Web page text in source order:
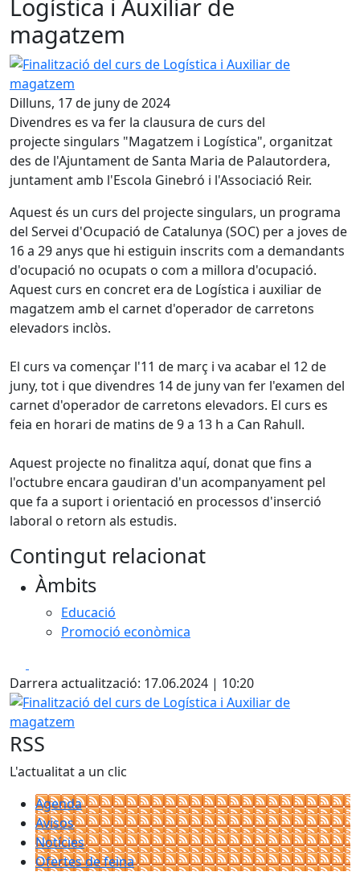
Logística i Auxiliar de
magatzem
Finalització del curs de Logística i Auxiliar de magatzem
Dilluns, 17 de juny de 2024
Divendres es va fer la clausura de curs del
projecte singulars "Magatzem i Logística", organitzat
des de l'Ajuntament de Santa Maria de Palautordera,
juntament amb l'Escola Ginebró i l'Associació Reir.
Aquest és un curs del projecte singulars, un programa
del Servei d'Ocupació de Catalunya (SOC) per a joves de
16 a 29 anys que hi estiguin inscrits com a demandants
d'ocupació no ocupats o com a millora d'ocupació.
Aquest curs en concret era de Logística i auxiliar de
magatzem amb el carnet d'operador de carretons
elevadors inclòs.
El curs va començar l'11 de març i va acabar el 12 de
juny, tot i que divendres 14 de juny van fer l'examen del
carnet d'operador de carretons elevadors. El curs es
feia en horari de matins de 9 a 13 h a Can Rahull.
Aquest projecte no finalitza aquí, donat que fins a
l'octubre encara gaudiran d'un acompanyament pel
que fa a suport i orientació en processos d'inserció
laboral o retorn als estudis.
Contingut relacionat
Àmbits
Educació
Promoció econòmica
Darrera actualització: 17.06.2024 | 10:20
Finalització del curs de Logística i Auxiliar de magatzem
RSS
L'actualitat a un clic
Agenda
Avisos
Notícies
Ofertes de feina